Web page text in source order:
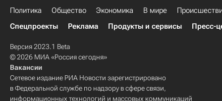
Политика Общество Экономика В мире
Спецпроекты
Реклама Продукты и сервисы Пресс-
Версия 2023.1 Beta
© 2026 МИА «Россия сегодня»
Вакансии
Сетевое издание РИА Новости зарегистрировано
в Федеральной службе по надзору в сфере связи,
информационных технологий и массовых коммуникаций